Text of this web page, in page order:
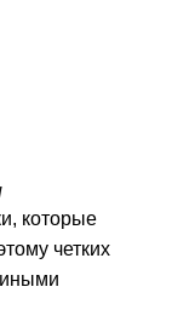
которые
четких
иными